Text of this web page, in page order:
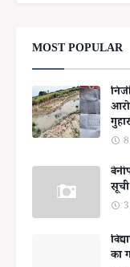
MOST POPULAR
गुहार
सूची
का